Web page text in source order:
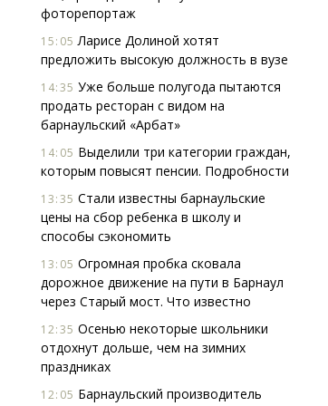
фоторепортаж
15:05 Ларисе Долиной хотят
предложить высокую должность в вузе
14:35 Уже больше полугода пытаются
продать ресторан с видом на
барнаульский «Арбат»
14:05 Выделили три категории граждан,
которым повысят пенсии. Подробности
13:35 Стали известны барнаульские
цены на сбор ребенка в школу и
способы сэкономить
13:05 Огромная пробка сковала
дорожное движение на пути в Барнаул
через Старый мост. Что известно
12:35 Осенью некоторые школьники
отдохнут дольше, чем на зимних
праздниках
12:05 Барнаульский производитель